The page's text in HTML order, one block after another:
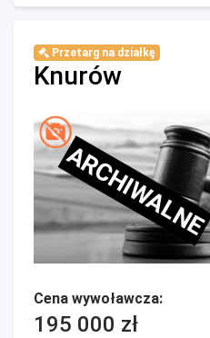
Przetarg na działkę
Knurów
ARCHIWALNE
Cena wywoławcza:
195 000 zł